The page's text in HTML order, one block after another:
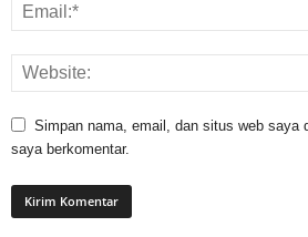
Simpan nama, email, dan situs web saya
saya berkomentar.